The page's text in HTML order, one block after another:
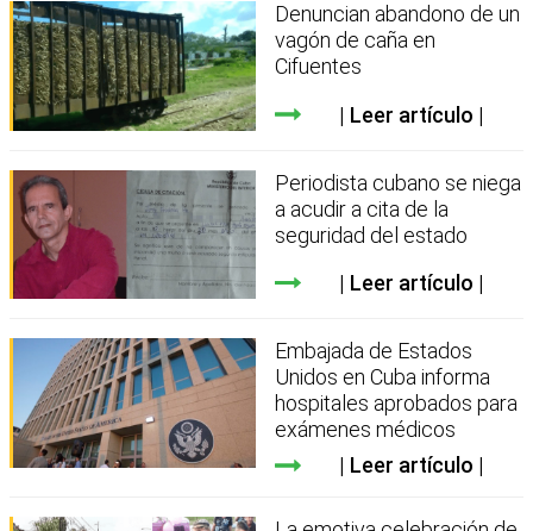
Denuncian abandono de un
vagón de caña en
Cifuentes
Leer artículo
Periodista cubano se niega
a acudir a cita de la
seguridad del estado
Leer artículo
Embajada de Estados
Unidos en Cuba informa
hospitales aprobados para
exámenes médicos
Leer artículo